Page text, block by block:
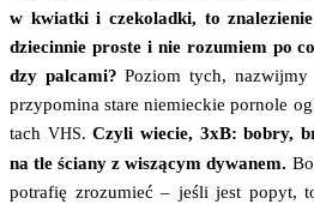
w kwiat­ki i cze­ko­lad­ki, to
dzie­cin­nie pro­ste i nie rozu­miem po
dzy pal­ca­mi? Poziom tych,
przy­po­mi­na sta­re nie­miec­kie por­no­le
tach VHS.Czy­li wie­cie, 3xB: bobry,
na tle ścia­ny z wiszą­cym dywa­nem.
potra­fię zro­zu­mieć – jeśli jest popyt,